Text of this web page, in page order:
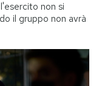
non si
il gruppo non avrà